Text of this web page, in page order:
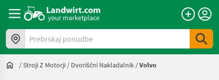
Prebrskaj ponudbe
/Stroji Z Motorji / Dvoriščni Nakladalnik /Volvo